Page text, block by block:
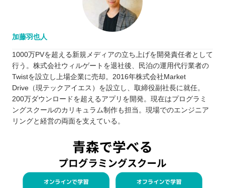
加藤羽也人
1000万PVを超える新規メディアの立ち上げを開発責任者として
行う。株式会社ウィルゲートを退社後、民泊の運用代行業者の
Twistを設立し上場企業に売却。2016年株式会社Market
Drive（現テックアイエス）を設立し、取締役副社長に就任。
200万ダウンロードを超えるアプリを開発。現在はプログラミ
ングスクールのカリキュラム制作も担当。現場でのエンジニア
リングと経営の両面を支えている。